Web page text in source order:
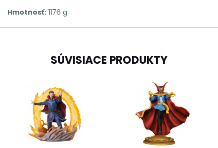
Hmotnosť: 1176 g
SÚVISIACE PRODUKTY